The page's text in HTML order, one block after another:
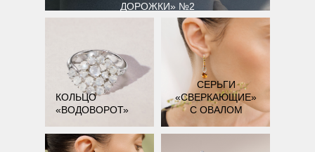
ДОРОЖКИ» №2
КОЛЬЦО
«ВОДОВОРОТ»
СЕРЬГИ
«СВЕРКАЮЩИЕ»
С ОВАЛОМ